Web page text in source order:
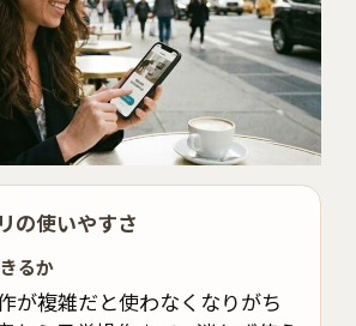
の使いやすさ
るか
が複雑だと使わなくなりがち